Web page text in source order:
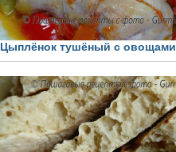
Цыплёнок тушёный с овощами